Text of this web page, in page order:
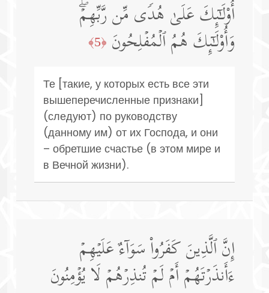
أُو۟لَـٰۤىِٕكَ عَلَىٰ هُدࣰى مِّن رَّبِّهِمۡۖ
وَأُو۟لَـٰۤىِٕكَ هُمُ ٱلۡمُفۡلِحُونَ ﴿5﴾
Те [такие, у которых есть все эти
вышеперечисленные признаки]
(следуют) по руководству
(данному им) от их Господа, и они
– обретшие счастье (в этом мире и
в Вечной жизни).
إِنَّ ٱلَّذِینَ كَفَرُوا۟ سَوَاۤءٌ عَلَیۡهِمۡ
ءَأَنذَرۡتَهُمۡ أَمۡ لَمۡ تُنذِرۡهُمۡ لَا یُؤۡمِنُونَ